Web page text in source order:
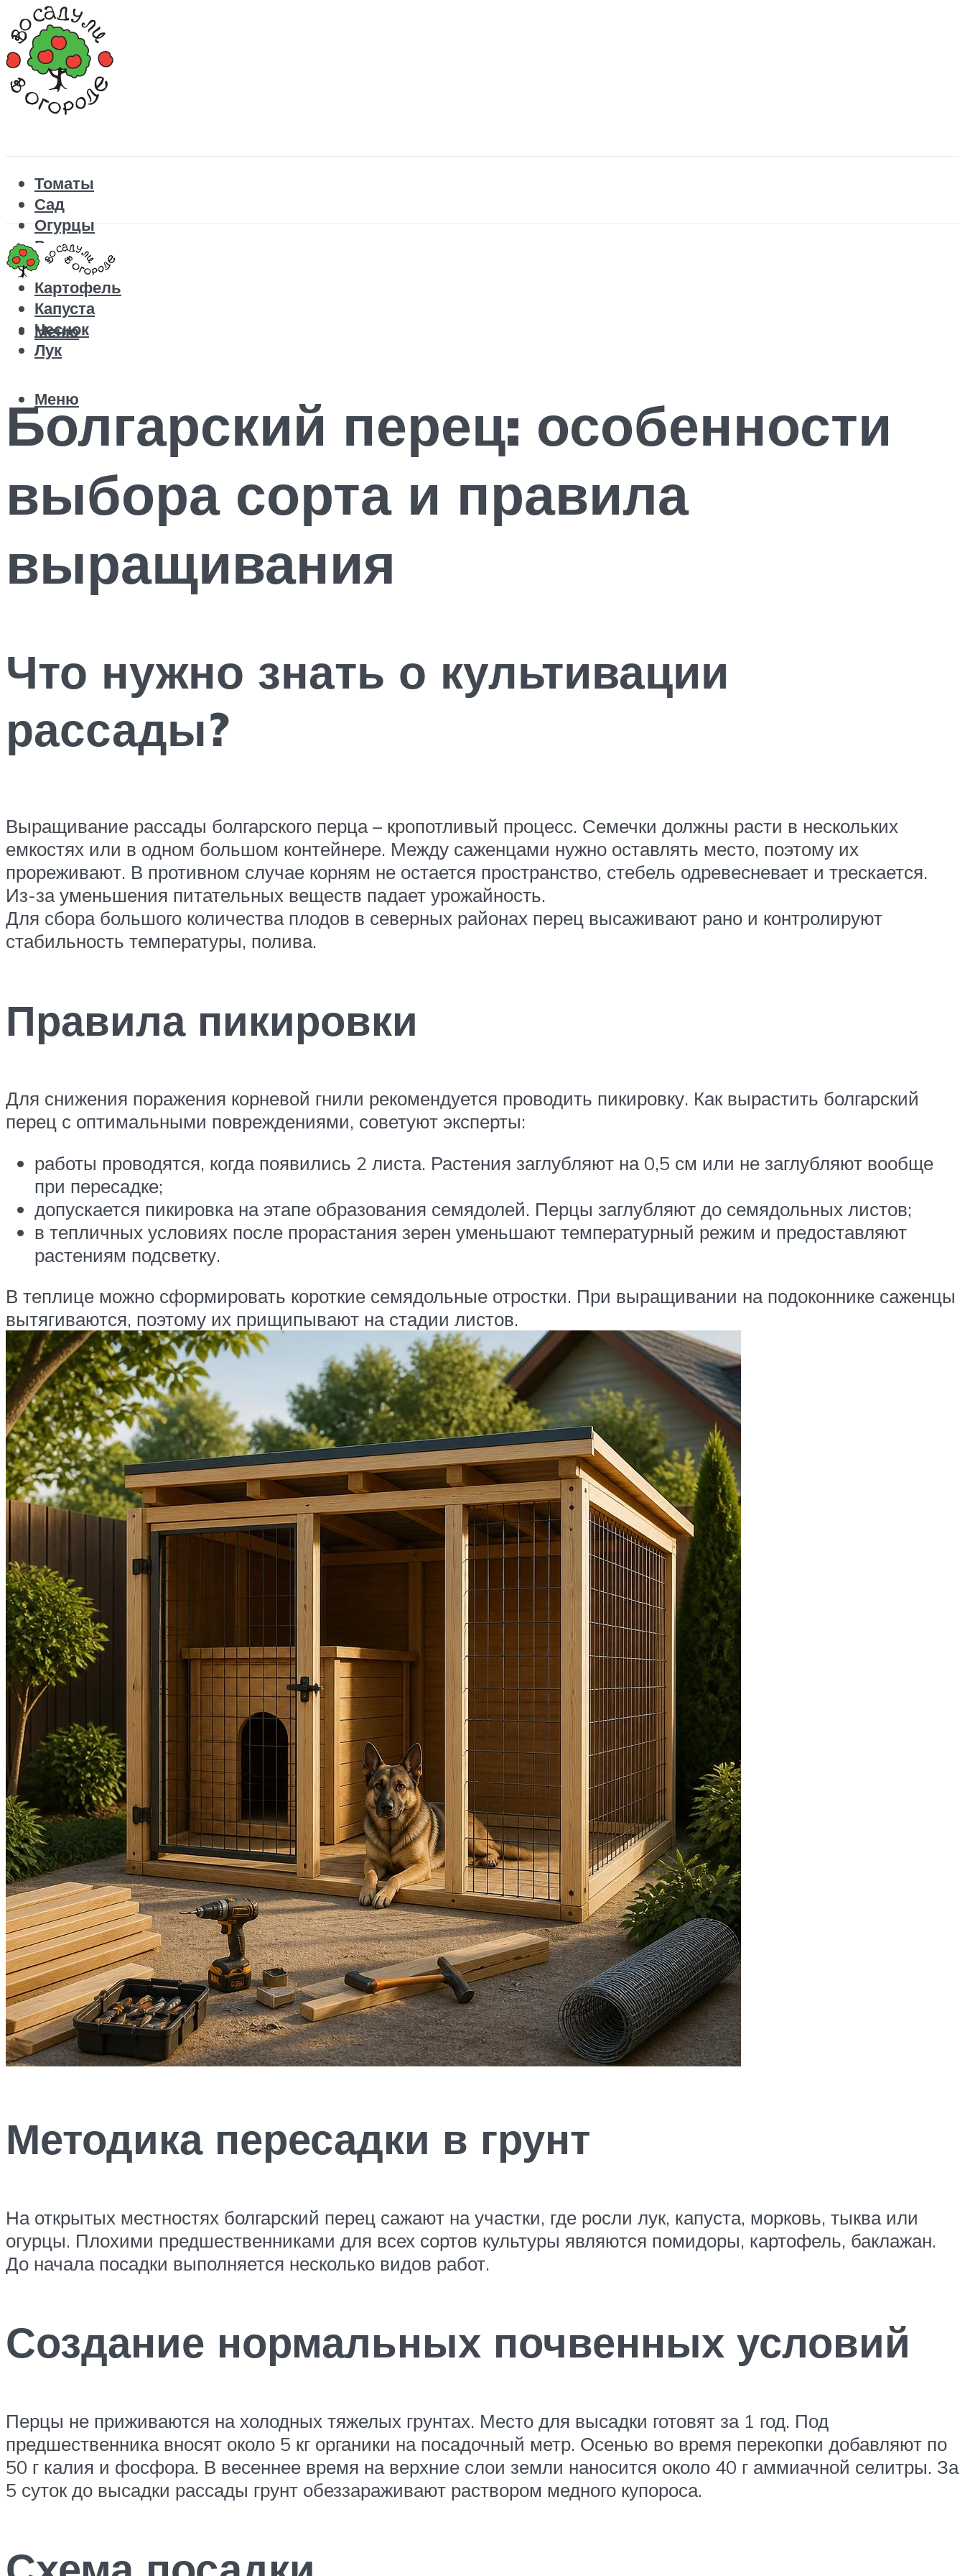
Томаты
Сад
Огурцы
Рецепты
Перец
Картофель
Капуста
Чеснок
Лук
Меню
Меню
Болгарский перец: особенности
выбора сорта и правила
выращивания
Что нужно знать о культивации
рассады?
Выращивание рассады болгарского перца – кропотливый процесс. Семечки должны расти в нескольких
емкостях или в одном большом контейнере. Между саженцами нужно оставлять место, поэтому их
прореживают. В противном случае корням не остается пространство, стебель одревесневает и трескается.
Из-за уменьшения питательных веществ падает урожайность.
Для сбора большого количества плодов в северных районах перец высаживают рано и контролируют
стабильность температуры, полива.
Правила пикировки
Для снижения поражения корневой гнили рекомендуется проводить пикировку. Как вырастить болгарский
перец с оптимальными повреждениями, советуют эксперты:
работы проводятся, когда появились 2 листа. Растения заглубляют на 0,5 см или не заглубляют вообще
при пересадке;
допускается пикировка на этапе образования семядолей. Перцы заглубляют до семядольных листов;
в тепличных условиях после прорастания зерен уменьшают температурный режим и предоставляют
растениям подсветку.
В теплице можно сформировать короткие семядольные отростки. При выращивании на подоконнике саженцы
вытягиваются, поэтому их прищипывают на стадии листов.
Методика пересадки в грунт
На открытых местностях болгарский перец сажают на участки, где росли лук, капуста, морковь, тыква или
огурцы. Плохими предшественниками для всех сортов культуры являются помидоры, картофель, баклажан.
До начала посадки выполняется несколько видов работ.
Создание нормальных почвенных условий
Перцы не приживаются на холодных тяжелых грунтах. Место для высадки готовят за 1 год. Под
предшественника вносят около 5 кг органики на посадочный метр. Осенью во время перекопки добавляют по
50 г калия и фосфора. В весеннее время на верхние слои земли наносится около 40 г аммиачной селитры. За
5 суток до высадки рассады грунт обеззараживают раствором медного купороса.